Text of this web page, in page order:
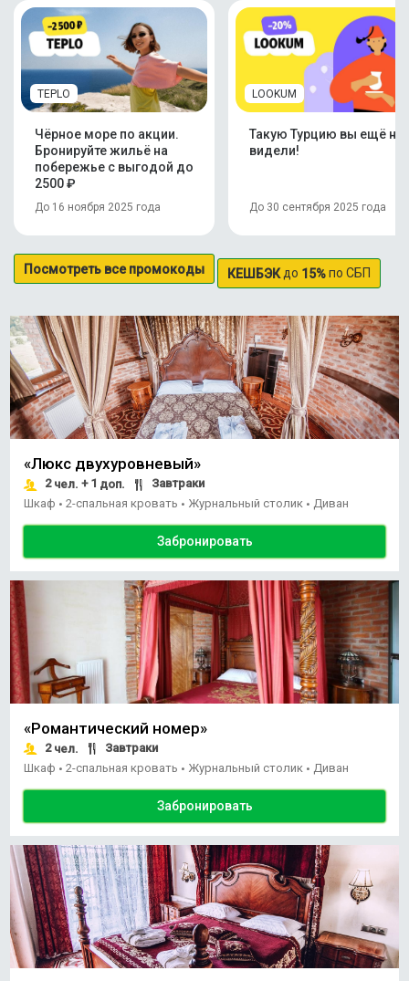
TEPLO
Чёрное море по акции.
Бронируйте жильё на
побережье с выгодой до
2500 ₽
До 16 ноября 2025 года
LOOKUM
Такую Турцию вы ещё не
видели!
До 30 сентября 2025 года
Посмотреть все промокоды КЕШБЭКдо 15%по СБП
«Люкс двухуровневый»
2чел. + 1 доп.
Завтраки
Шкаф • 2-спальная кровать • Журнальный столик • Диван
Забронировать
«Романтический номер»
2чел.
Завтраки
Шкаф • 2-спальная кровать • Журнальный столик • Диван
Забронировать